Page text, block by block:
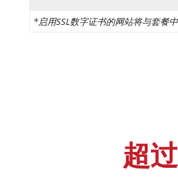
*启用SSL数字证书的网站将与套餐
超